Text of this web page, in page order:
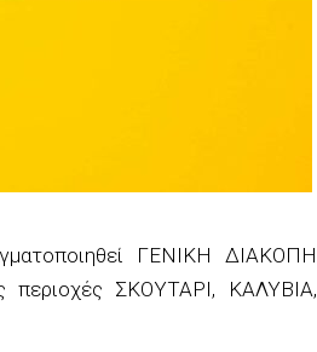
ΓΕΝΙΚΗ ΔΙΑΚΟΠΗ
ΣΚΟΥΤΑΡΙ, ΚΑΛΥΒΙΑ,